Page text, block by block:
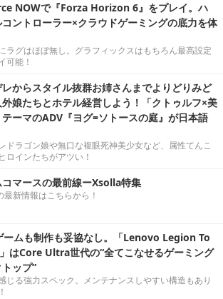
NOWで『Forza Horizon 6』をプレイ。ハ
コントローラー×クラウドゲーミングの底力を体
ラグはほぼ無し。グラフィックスはもちろん最高設定
可能！
レからスタイル抜群お姉さんまでよりどりみど
外娘たちとホテル経営しよう！「クトゥルフ×美
テーマのADV『ヨグ=ソトースの庭』が日本語
ドラゴン娘や無口な複眼死神美少女など、属性てんこ
ロインたちがアツい！
マースの最前線ーXsolla特集
最新情報はこちらから！
ームも制作も妥協なし。「Lenovo Legion To
はCore Ultra世代の“全てこなせるゲーミング
ップ”
じる強力スペック。メンテナンスしやすい構造もあり